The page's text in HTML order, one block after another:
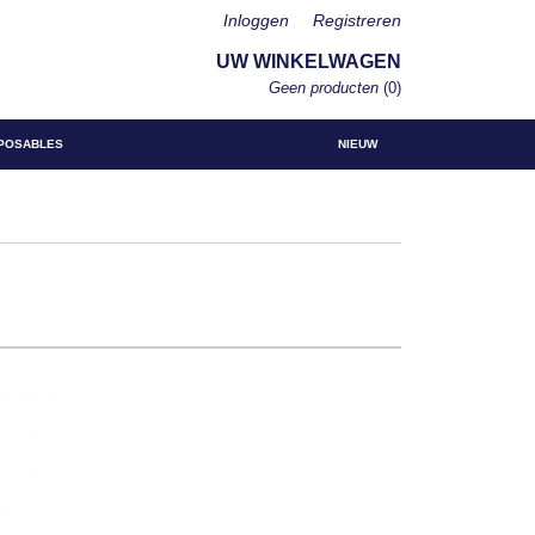
Inloggen Registreren
UW WINKELWAGEN
Geen producten (0)
NIEUW